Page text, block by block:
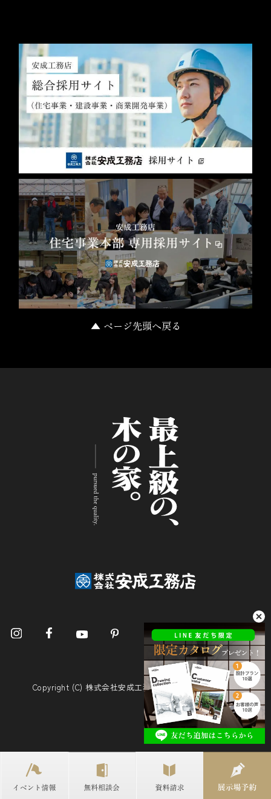
▲ ページ先頭へ戻る
Copyright (C) 株式会社安成工務店. All Rights Reserved.